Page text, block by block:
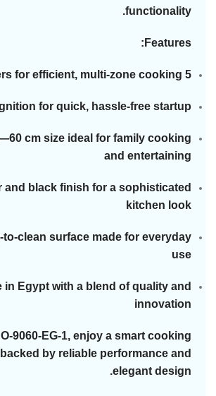
functionality.
Features:
5 gas burners for efficient, multi-zone cooking
for quick, hassle-free startup
cm size ideal for family cooking
and entertaining
and black finish for a sophisticated
kitchen look
to-clean surface made for everyday
use
in Egypt with a blend of quality and
innovation
9060-EG-1, enjoy a smart cooking
by reliable performance and
elegant design.